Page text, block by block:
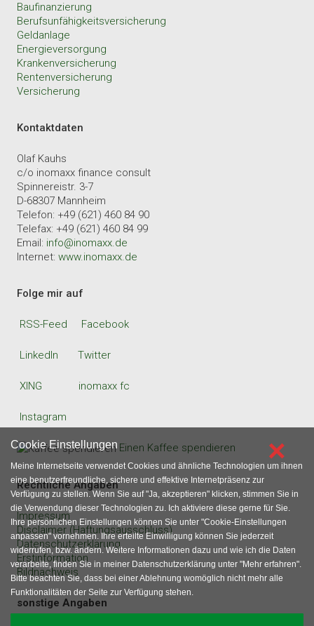
Baufinanzierung
Berufsunfähigkeitsversicherung
Geldanlage
Energieversorgung
Krankenversicherung
Rentenversicherung
Versicherung
Kontaktdaten
Olaf Kauhs
c/o inomaxx finance consult
Spinnereistr. 3-7
D-68307 Mannheim
Telefon: +49 (621) 460 84 90
Telefax: +49 (621) 460 84 99
Email: info@inomaxx.de
Internet: www.inomaxx.de
Folge mir auf
RSS-Feed Facebook
LinkedIn Twitter
XING inomaxx fc
Instagram
Einen Kaffee spendieren
Rechtliche Angaben
Impressum
Disclaimer (Haftungsausschluss)
Datenschutzerklärung
Erstinformation
Bildnachweis
sonstige Angaben
×
Cookie Einstellungen
Meine Internetseite verwendet Cookies und ähnliche Technologien um ihnen
eine benutzerfreundliche, sichere und effektive Internetpräsenz zur
Verfügung zu stellen. Wenn Sie auf "Ja, akzeptieren" klicken, stimmen Sie in
die Verwendung dieser Technologien zu. Ich aktiviere diese gerne für Sie.
Ihre persönlichen Einstellungen können Sie unter "Cookie-Einstellungen
anpassen" vornehmen. Ihre erteilte Einwilligung können Sie jederzeit
widerrufen, bzw. ändern. Weitere Informationen dazu und wie ich die Daten
verarbeite, finden Sie in meiner Datenschutzerklärung unter "Mehr erfahren".
Bitte beachten Sie, dass bei einer Ablehnung womöglich nicht mehr alle
Funktionalitäten der Seite zur Verfügung stehen.